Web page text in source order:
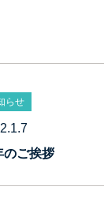
らせ
のご挨拶